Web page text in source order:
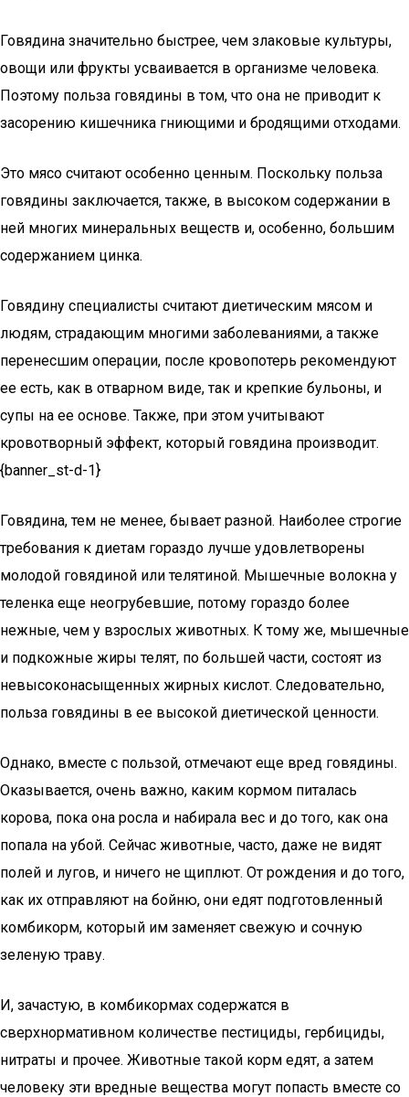
Говядина значительно быстрее, чем злаковые культуры,
овощи или фрукты усваивается в организме человека.
Поэтому польза говядины в том, что она не приводит к
засорению кишечника гниющими и бродящими отходами.
Это мясо считают особенно ценным. Поскольку польза
говядины заключается, также, в высоком содержании в
ней многих минеральных веществ и, особенно, большим
содержанием цинка.
Говядину специалисты считают диетическим мясом и
людям, страдающим многими заболеваниями, а также
перенесшим операции, после кровопотерь рекомендуют
ее есть, как в отварном виде, так и крепкие бульоны, и
супы на ее основе. Также, при этом учитывают
кровотворный эффект, который говядина производит.
{banner_st-d-1}
Говядина, тем не менее, бывает разной. Наиболее строгие
требования к диетам гораздо лучше удовлетворены
молодой говядиной или телятиной. Мышечные волокна у
теленка еще неогрубевшие, потому гораздо более
нежные, чем у взрослых животных. К тому же, мышечные
и подкожные жиры телят, по большей части, состоят из
невысоконасыщенных жирных кислот. Следовательно,
польза говядины в ее высокой диетической ценности.
Однако, вместе с пользой, отмечают еще вред говядины.
Оказывается, очень важно, каким кормом питалась
корова, пока она росла и набирала вес и до того, как она
попала на убой. Сейчас животные, часто, даже не видят
полей и лугов, и ничего не щиплют. От рождения и до того,
как их отправляют на бойню, они едят подготовленный
комбикорм, который им заменяет свежую и сочную
зеленую траву.
И, зачастую, в комбикормах содержатся в
сверхнормативном количестве пестициды, гербициды,
нитраты и прочее. Животные такой корм едят, а затем
человеку эти вредные вещества могут попасть вместе со